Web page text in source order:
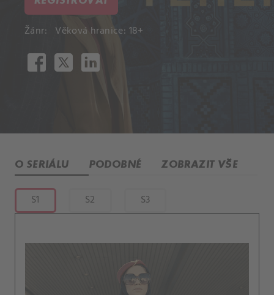
Žánr: Věková hranice: 18+
O SERIÁLU PODOBNÉ ZOBRAZIT VŠE
S1 S2 S3